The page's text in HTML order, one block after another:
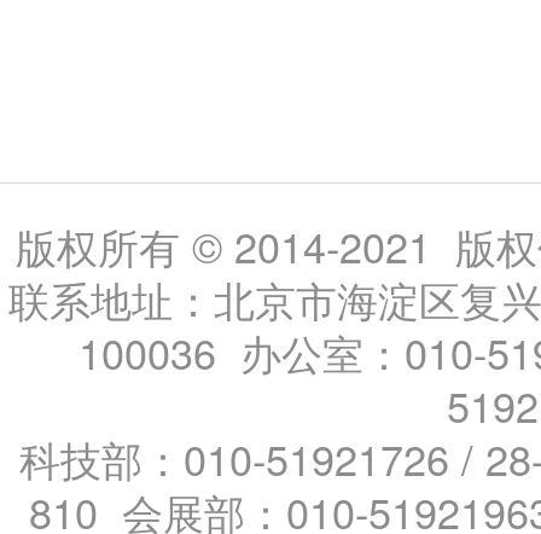
版权所有 © 2014-2021 版
联系地址：北京市海淀区复
100036 办公室：010-
科技部：010-51921726 /
810 会展部：010-